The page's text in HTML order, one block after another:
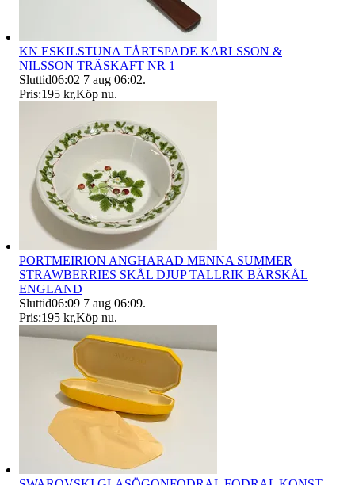
KN ESKILSTUNA TÅRTSPADE KARLSSON &
NILSSON TRÄSKAFT NR 1
Sluttid06:02 7 aug 06:02.
Pris:195 kr,Köp nu.
PORTMEIRION ANGHARAD MENNA SUMMER
STRAWBERRIES SKÅL DJUP TALLRIK BÄRSKÅL
ENGLAND
Sluttid06:09 7 aug 06:09.
Pris:195 kr,Köp nu.